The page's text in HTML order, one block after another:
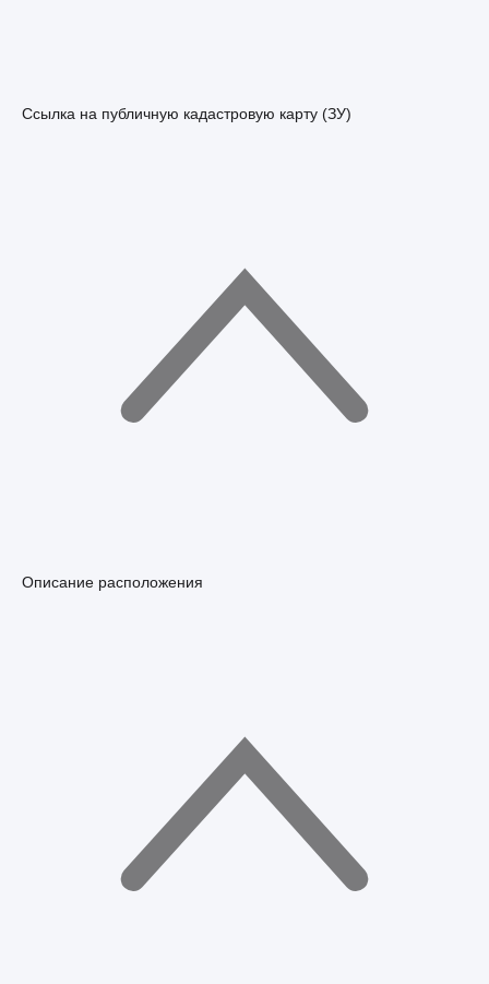
Ссылка на публичную кадастровую карту (ЗУ)
Описание расположения